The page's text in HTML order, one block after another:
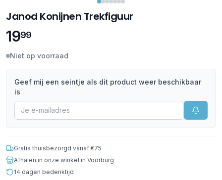
Janod Konijnen Trekfiguur
1999
Niet op voorraad
Geef mij een seintje als dit product weer beschikbaar
is
Gratis thuisbezorgd vanaf €75
Afhalen in onze winkel in Voorburg
14 dagen bedenktijd